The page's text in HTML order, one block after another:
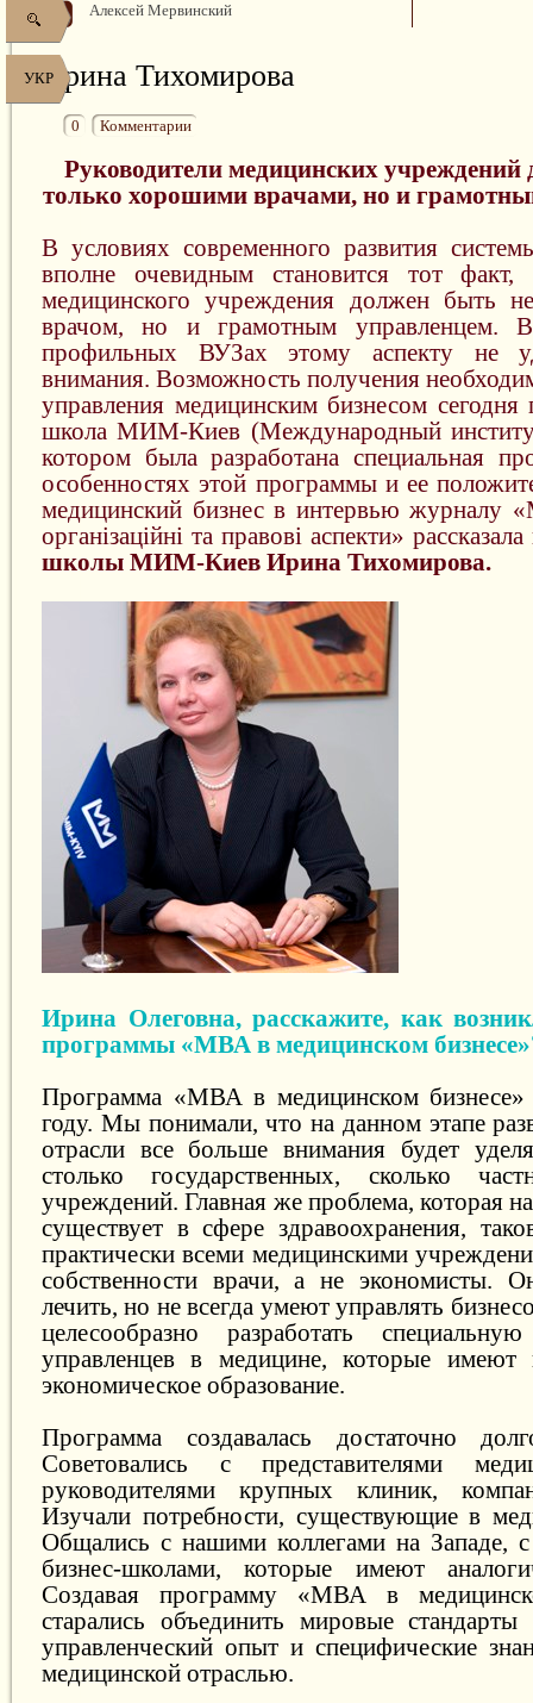
УКР
Алексей Мервинский
Ирина Тихомирова
0 Комментарии
Руководители медицинских
только хорошими врачами, но и
В условиях современного развития
вполне очевидным становится тот факт,
медицинского учреждения должен быть
врачом, но и грамотным
профильных ВУЗах этому аспекту не
внимания. Возможность получения
управления медицинским бизнесом сегодня
школа МИМ-Киев (Международный
котором была разработана специальная
особенностях этой программы и ее
медицинский бизнес в интервью журналу
організаційні та правові аспекти» рассказала
школы МИМ-Киев Ирина Тихомирова.
Ирина Олеговна, расскажите, как
программы «МВА в медицинском
Программа «МВА в медицинском бизнесе»
году. Мы понимали, что на данном этапе
отрасли все больше внимания будет
столько государственных, сколько
учреждений. Главная же проблема, которая
существует в сфере здравоохранения,
практически всеми медицинскими
собственности врачи, а не экономисты.
лечить, но не всегда умеют управлять
целесообразно разработать
управленцев в медицине, которые
экономическое образование.
Программа создавалась достаточно
Советовались с представителями
руководителями крупных клиник,
Изучали потребности, существующие в
Общались с нашими коллегами на Западе, с
бизнес-школами, которые имеют
Создавая программу «МВА в
старались объединить мировые
управленческий опыт и специфические
медицинской отраслью.